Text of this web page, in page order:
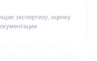
экспертизу, оценку